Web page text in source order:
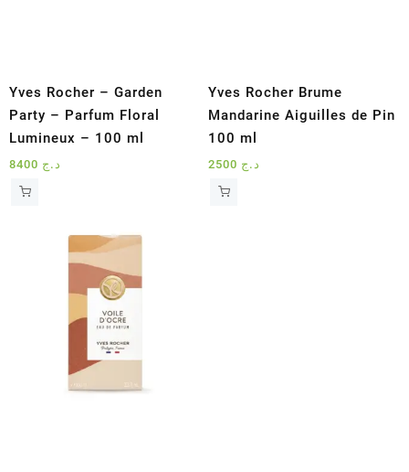
Yves Rocher – Garden
Party – Parfum Floral
Lumineux – 100 ml
د.ج
Yves Rocher Brume
Mandarine Aiguilles de Pin
100 ml
د.ج